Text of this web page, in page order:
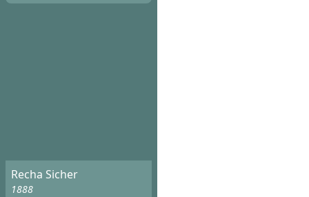
Recha Sicher
1888